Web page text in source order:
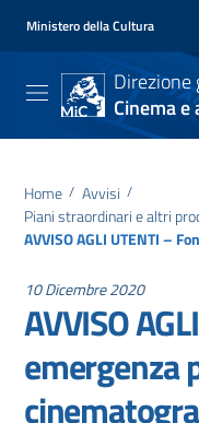
Ministero della Cultura
Direzione
Cinema
Home / Avvisi /
Piani straordinari e altri
10 Dicembre 2020
AVVISO
emergenza